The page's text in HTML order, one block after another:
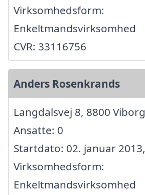
Virksomhedsform:
Enkeltmandsvirksomhed
CVR: 33116756
Anders Rosenkrands
Langdalsvej 8, 8800 Viborg
Ansatte: 0
Startdato: 02. januar 2013,
Virksomhedsform:
Enkeltmandsvirksomhed